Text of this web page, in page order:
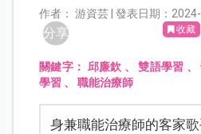
作者： 游資芸 | 發表日期：
分享 收藏
關鍵字： 邱廉欽 、雙語學習 、
學習 、職能治療師
身兼職能治療師的客家